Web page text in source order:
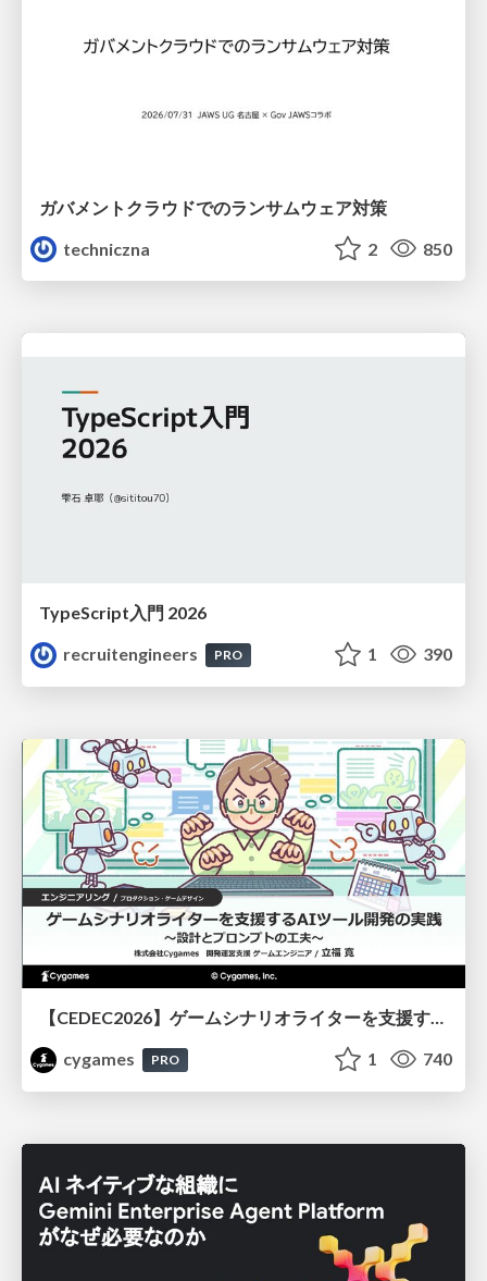
ガバメントクラウドでのランサムウェア対策
techniczna
2 850
TypeScript入門 2026
recruitengineers
PRO 1 390
【CEDEC2026】ゲームシナリオライターを支援するAIツール開発の実践 ― 設計とプロンプトの工夫 ―
cygames
PRO 1 740